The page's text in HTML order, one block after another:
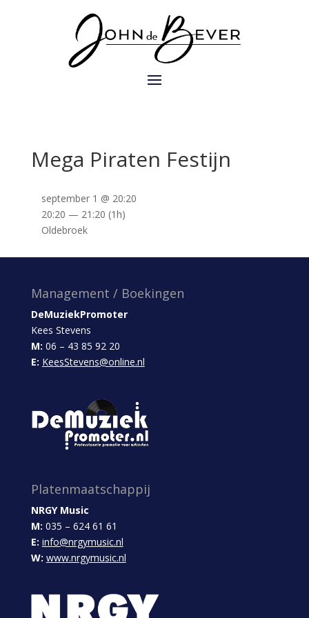
Mega Piraten Festijn
september 1 @ 20:20
20:20 — 21:20 (1h)
Oldebroek
Management / Boekingen
DeMuziekPromoter
Kees Stevens
M: 06 – 43 85 92 20
E: KeesStevens@online.nl
Platenmaatschappij
NRGY Music
M: 035 – 624 61 61
E: info@nrgymusic.nl
W: www.nrgymusic.nl